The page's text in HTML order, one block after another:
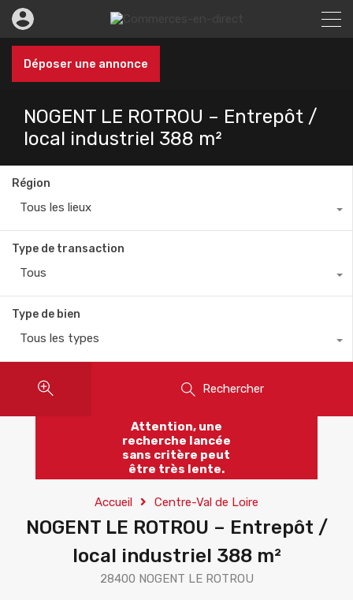
Déposer une annonce
NOGENT LE ROTROU – Entrepôt /
local industriel 388 m²
Région
Tous les lieux
Type de transaction
Tous
Type de bien
Tous les types
Rechercher
Attention, une
recherche lancée
sans critère peut
être très lente.
Accueil Centre-Val de Loire
NOGENT LE ROTROU – Entrepôt /
local industriel 388 m²
28400 NOGENT LE ROTROU